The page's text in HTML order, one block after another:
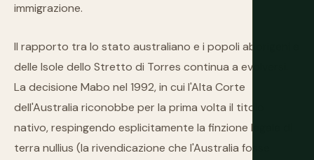
immigrazione.
Il rapporto tra lo stato australiano e i popoli aborigeni e
delle Isole dello Stretto di Torres continua a evolversi.
La decisione Mabo nel 1992, in cui l'Alta Corte
dell'Australia riconobbe per la prima volta il titolo
nativo, respingendo esplicitamente la finzione legale di
terra nullius (la rivendicazione che l'Australia fosse